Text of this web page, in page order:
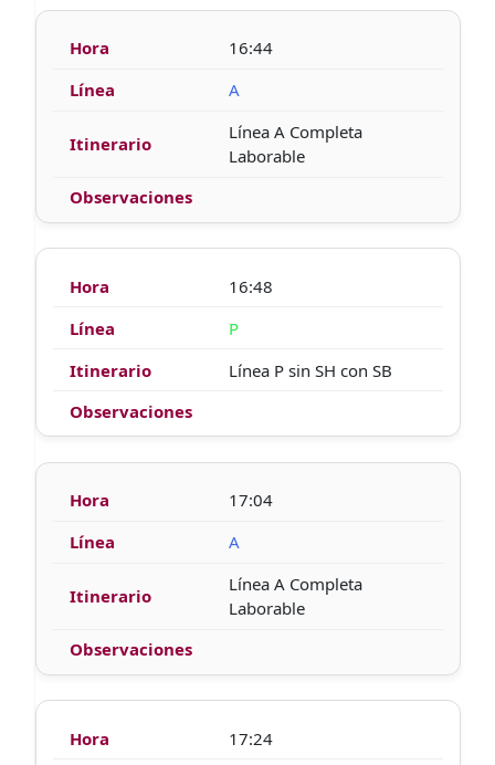
16:44
A
Línea A Completa
Laborable
16:48
P
Línea P sin SH con SB
17:04
A
Línea A Completa
Laborable
17:24